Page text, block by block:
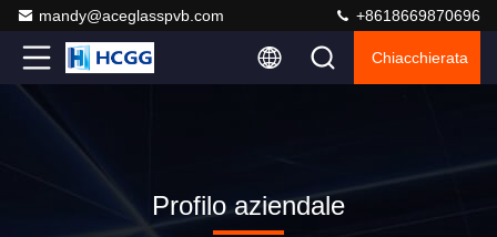
mandy@aceglasspvb.com +8618669870696
Chiacchierata
Profilo aziendale